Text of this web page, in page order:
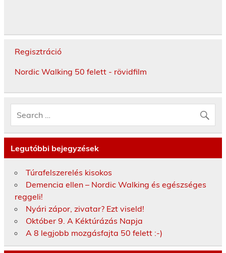
Regisztráció
Nordic Walking 50 felett - rövidfilm
Legutóbbi bejegyzések
Túrafelszerelés kisokos
Demencia ellen – Nordic Walking és egészséges
reggeli!
Nyári zápor, zivatar? Ezt viseld!
Október 9. A Kéktúrázás Napja
A 8 legjobb mozgásfajta 50 felett :-)